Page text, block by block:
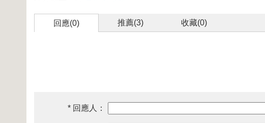
回應(0) 推薦(3) 收藏(0)
* 回應人：